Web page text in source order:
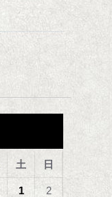
土 日
1 2